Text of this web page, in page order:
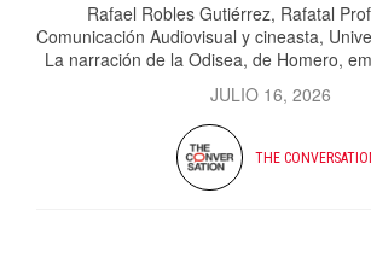
Rafael Robles Gutiérrez, Rafatal
Comunicación Audiovisual y cineasta,
La narración de la Odisea, de Homero,
JULIO 16, 2026
THE